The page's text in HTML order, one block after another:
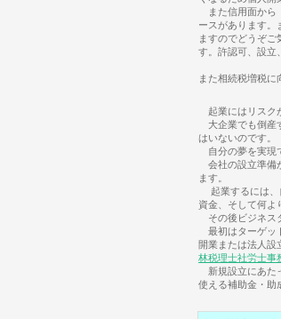
また信用面から
ースがあります
ますのでどうぞ
す。許認可、設立
また相続税増税
起業にはリスク
大企業でも倒産
はいないのです。
自分の夢を実現
会社の設立準備
ます。
起業するには、
資金、そして何よ
その後ビジネス
最初はターゲッ
開業または法人設
林税理士社労士事
新規設立にあた
使える補助金・助